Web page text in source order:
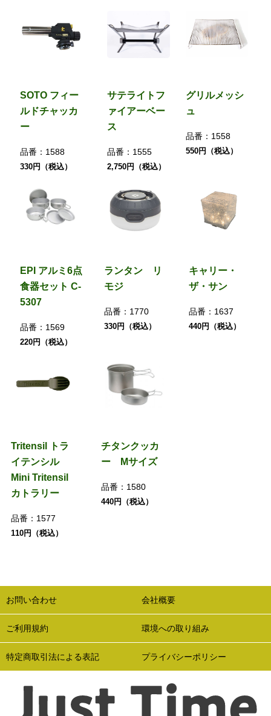
SOTO フィー
ルドチャッカ
ー
品番： 1588
330円（税込）
サテライトフ
ァイアーベー
ス
品番： 1555
2,750円（税込）
グリルメッシ
ュ
品番： 1558
550円（税込）
EPI アルミ6点
食器セット C-
5307
品番： 1569
220円（税込）
ランタン リ
モジ
品番： 1770
330円（税込）
キャリー・
ザ・サン
品番： 1637
440円（税込）
Tritensil トラ
イテンシル
Mini Tritensil
カトラリー
品番： 1577
110円（税込）
チタンクッカ
ー Mサイズ
品番： 1580
440円（税込）
お問い合わせ 会社概要
ご利用規約 環境への取り組み
特定商取引法による表記 プライバシーポリシー